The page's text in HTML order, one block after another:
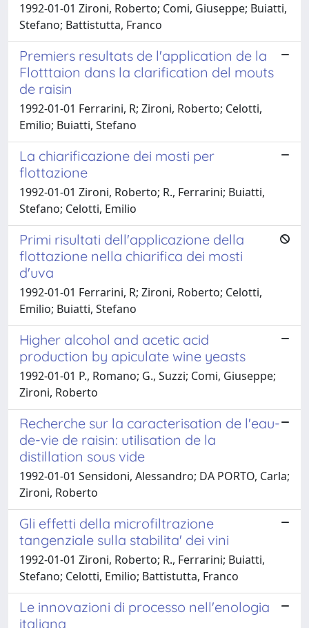
1992-01-01 Zironi, Roberto; Comi, Giuseppe; Buiatti,
Stefano; Battistutta, Franco
Premiers resultats de l'application de la
Flotttaion dans la clarification del mouts
de raisin
1992-01-01 Ferrarini, R; Zironi, Roberto; Celotti,
Emilio; Buiatti, Stefano
La chiarificazione dei mosti per
flottazione
1992-01-01 Zironi, Roberto; R., Ferrarini; Buiatti,
Stefano; Celotti, Emilio
Primi risultati dell'applicazione della
flottazione nella chiarifica dei mosti
d'uva
1992-01-01 Ferrarini, R; Zironi, Roberto; Celotti,
Emilio; Buiatti, Stefano
Higher alcohol and acetic acid
production by apiculate wine yeasts
1992-01-01 P., Romano; G., Suzzi; Comi, Giuseppe;
Zironi, Roberto
Recherche sur la caracterisation de l'eau-
de-vie de raisin: utilisation de la
distillation sous vide
1992-01-01 Sensidoni, Alessandro; DA PORTO, Carla;
Zironi, Roberto
Gli effetti della microfiltrazione
tangenziale sulla stabilita' dei vini
1992-01-01 Zironi, Roberto; R., Ferrarini; Buiatti,
Stefano; Celotti, Emilio; Battistutta, Franco
Le innovazioni di processo nell'enologia
italiana